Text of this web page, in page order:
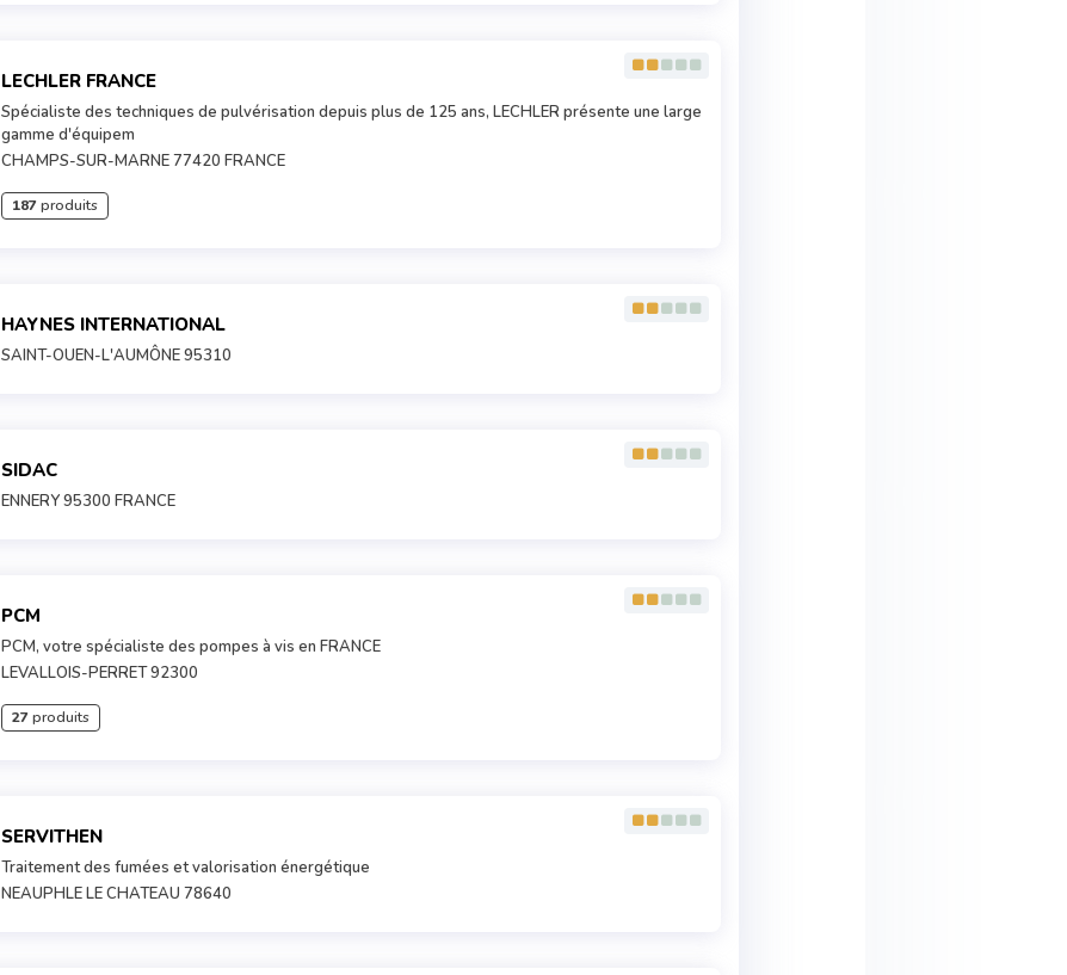
LECHLER FRANCE
Spécialiste des techniques de pulvérisation depuis plus de 125 ans, LECHLER présente une large
gamme d'équipem
CHAMPS-SUR-MARNE 77420 FRANCE
187produits
HAYNES INTERNATIONAL
SAINT-OUEN-L'AUMÔNE 95310
SIDAC
ENNERY 95300 FRANCE
PCM
PCM, votre spécialiste des pompes à vis en FRANCE
LEVALLOIS-PERRET 92300
27produits
SERVITHEN
Traitement des fumées et valorisation énergétique
NEAUPHLE LE CHATEAU 78640